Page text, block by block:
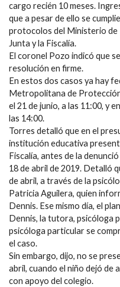
cargo recién 10 meses.
que a pesar de ello se
protocolos del Ministerio de
Junta y la Fiscalía.
El coronel Pozo indicó que
resolución en firme.
En estos dos casos ya hay
Metropolitana de
el 21 de junio, a las 11:00, y
las 14:00.
Torres detalló que en el
institución educativa
Fiscalía, antes de la
18 de abril de 2019. Detalló
de abril, a través de la
Patricia Aguilera, quien
Dennis. Ese mismo día, el
Dennis, la tutora, psicóloga
psicóloga particular se
el caso.
Sin embargo, dijo, no se
abril, cuando el niño dejó de
con apoyo del colegio.